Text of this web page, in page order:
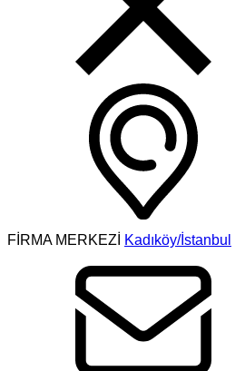
FİRMA MERKEZİ Kadıköy/İstanbul